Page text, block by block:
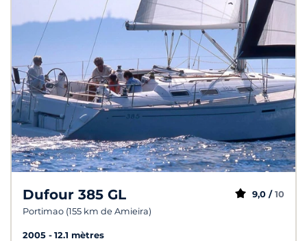
Dufour 385 GL
Portimao (155 km de Amieira)
9,0 / 10
2005
12.1 mètres